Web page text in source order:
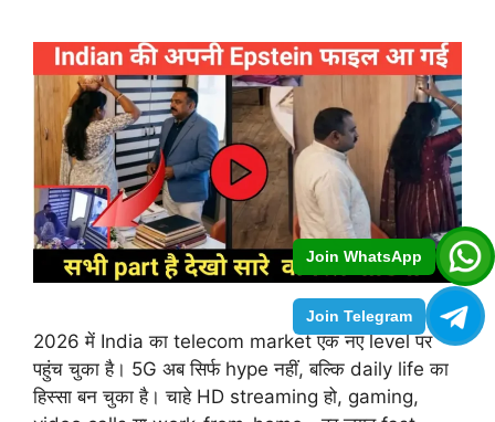
Join WhatsApp
Join Telegram
2026 में India का telecom market एक नए level पर
पहुंच चुका है। 5G अब सिर्फ hype नहीं, बल्कि daily life का
हिस्सा बन चुका है। चाहे HD streaming हो, gaming,